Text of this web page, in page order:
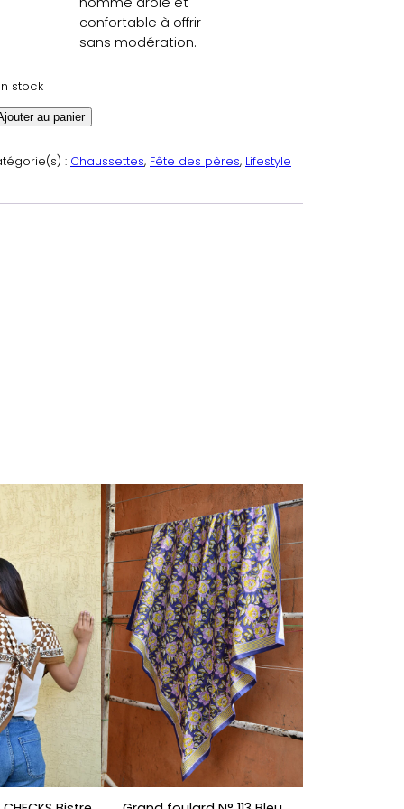
confortable à offrir
sans modération.
stock
au panier
: Chaussettes, Fête des pères, Lifestyle